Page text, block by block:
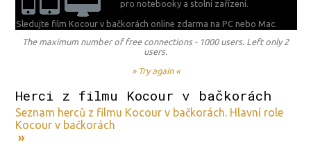
pro notebooky a stolní zařízení.
Sledujte film Kocour v bačkorách online zdarma naPC nebo Mac.
The maximum number of free connections - 1000 users. Left only 2
users.
» Try again «
Herci z filmu Kocour v bačkorách
Seznam herců z filmu Kocour v bačkorách. Hlavní role
Kocour v bačkorách
»